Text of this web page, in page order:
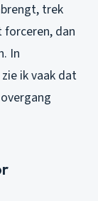
trek
dan
In
ik vaak dat